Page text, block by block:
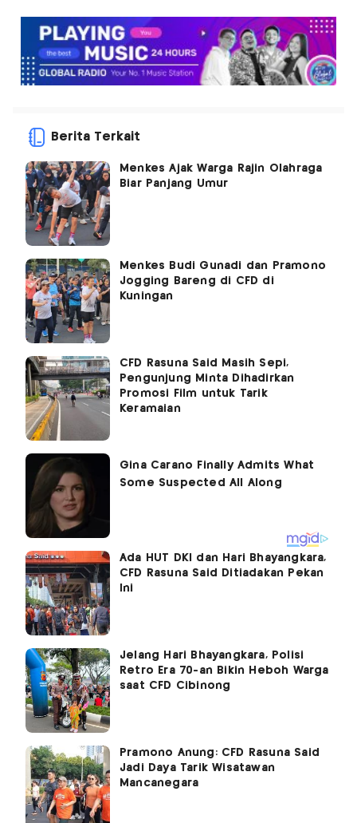
Berita Terkait
Menkes Ajak Warga Rajin Olahraga
Biar Panjang Umur
Menkes Budi Gunadi dan Pramono
Jogging Bareng di CFD di
Kuningan
CFD Rasuna Said Masih Sepi,
Pengunjung Minta Dihadirkan
Promosi Film untuk Tarik
Keramaian
Ada HUT DKI dan Hari Bhayangkara,
CFD Rasuna Said Ditiadakan Pekan
Ini
Jelang Hari Bhayangkara, Polisi
Retro Era 70-an Bikin Heboh Warga
saat CFD Cibinong
Pramono Anung: CFD Rasuna Said
Jadi Daya Tarik Wisatawan
Mancanegara